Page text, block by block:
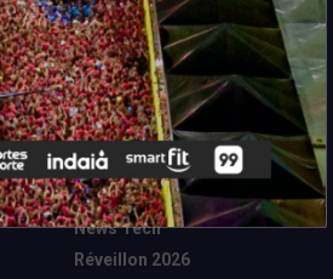
Marketing E Negócios
Música
News Tech
Réveillon 2026